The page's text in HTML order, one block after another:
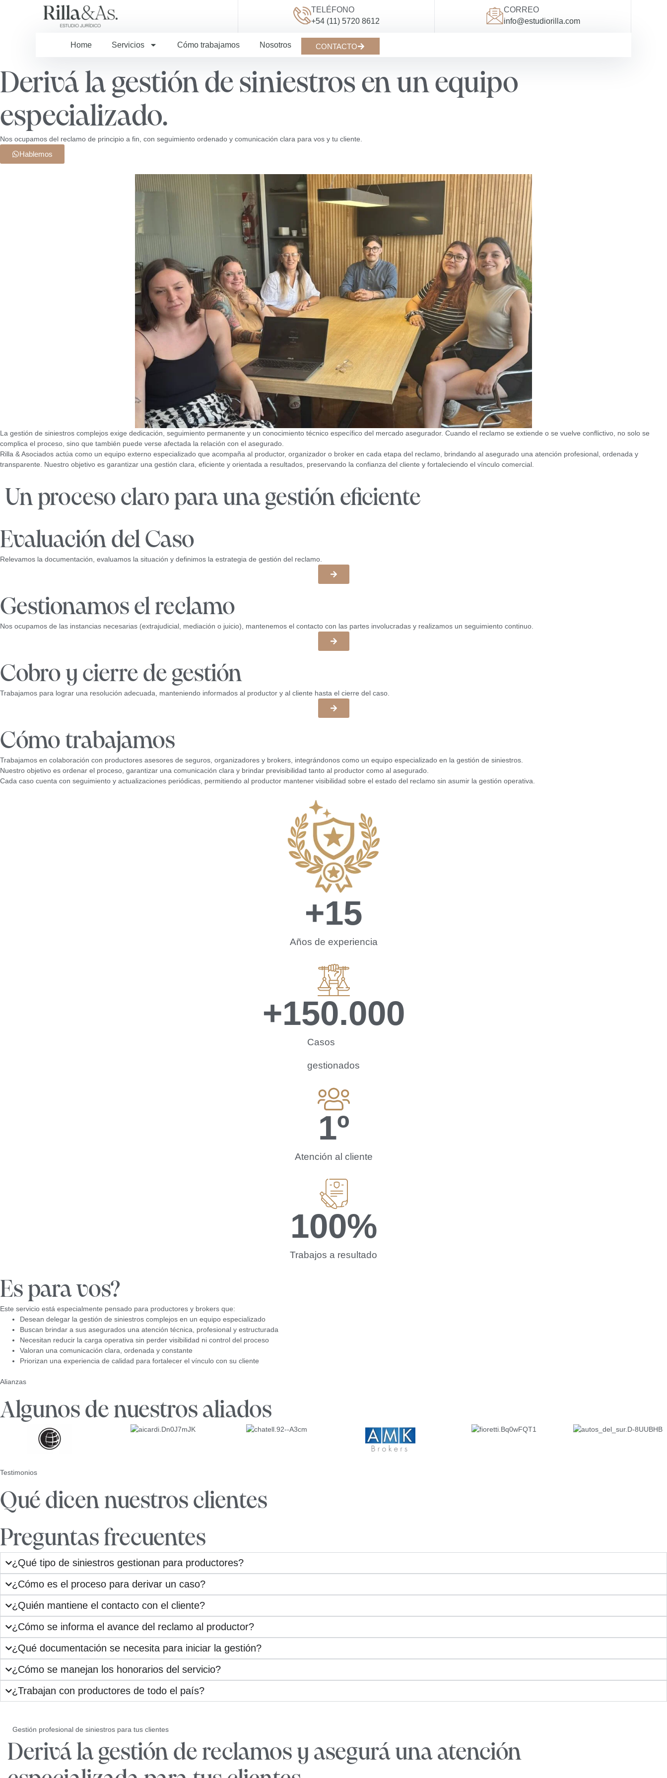
TELÉFONO
+54 (11) 5720 8612
CORREO
info@estudiorilla.com
Home Servicios Cómo trabajamos Nosotros CONTACTO
Derivá la gestión de siniestros en un equipo
especializado.
Nos ocupamos del reclamo de principio a fin, con seguimiento ordenado y comunicación clara para vos y tu cliente.
Hablemos
La gestión de siniestros complejos exige dedicación, seguimiento permanente y un conocimiento técnico específico del mercado asegurador. Cuando el reclamo se extiende o se vuelve conflictivo, no solo se
complica el proceso, sino que también puede verse afectada la relación con el asegurado.
Rilla & Asociados actúa como un equipo externo especializado que acompaña al productor, organizador o broker en cada etapa del reclamo, brindando al asegurado una atención profesional, ordenada y
transparente. Nuestro objetivo es garantizar una gestión clara, eficiente y orientada a resultados, preservando la confianza del cliente y fortaleciendo el vínculo comercial.
Un proceso claro para una gestión eficiente
Evaluación del Caso
Relevamos la documentación, evaluamos la situación y definimos la estrategia de gestión del reclamo.
Gestionamos el reclamo
Nos ocupamos de las instancias necesarias (extrajudicial, mediación o juicio), mantenemos el contacto con las partes involucradas y realizamos un seguimiento continuo.
Cobro y cierre de gestión
Trabajamos para lograr una resolución adecuada, manteniendo informados al productor y al cliente hasta el cierre del caso.
Cómo trabajamos
Trabajamos en colaboración con productores asesores de seguros, organizadores y brokers, integrándonos como un equipo especializado en la gestión de siniestros.
Nuestro objetivo es ordenar el proceso, garantizar una comunicación clara y brindar previsibilidad tanto al productor como al asegurado.
Cada caso cuenta con seguimiento y actualizaciones periódicas, permitiendo al productor mantener visibilidad sobre el estado del reclamo sin asumir la gestión operativa.
Años de experiencia
+15
Casos
gestionados
+150.000
Atención al cliente
1º
Trabajos a resultado
100%
Es para vos?
Este servicio está especialmente pensado para productores y brokers que:
Desean delegar la gestión de siniestros complejos en un equipo especializado
Buscan brindar a sus asegurados una atención técnica, profesional y estructurada
Necesitan reducir la carga operativa sin perder visibilidad ni control del proceso
Valoran una comunicación clara, ordenada y constante
Priorizan una experiencia de calidad para fortalecer el vínculo con su cliente
Alianzas
Algunos de nuestros aliados
Testimonios
Qué dicen nuestros clientes
Preguntas frecuentes
¿Qué tipo de siniestros gestionan para productores?
¿Cómo es el proceso para derivar un caso?
¿Quién mantiene el contacto con el cliente?
¿Cómo se informa el avance del reclamo al productor?
¿Qué documentación se necesita para iniciar la gestión?
¿Cómo se manejan los honorarios del servicio?
¿Trabajan con productores de todo el país?
Gestión profesional de siniestros para tus clientes
Derivá la gestión de reclamos y asegurá una atención